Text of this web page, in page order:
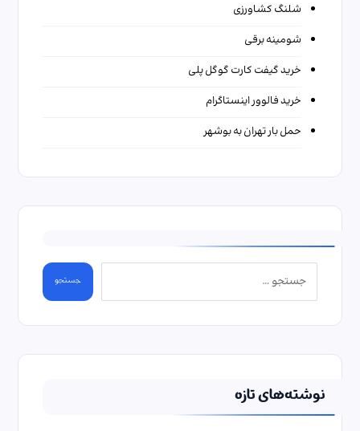
شلنگ کشاورزی
شومینه برقی
خرید گیفت کارت گوگل پلی
خرید فالوور اینستاگرام
حمل بار تهران به بوشهر
جستجو
نوشته‌های تازه